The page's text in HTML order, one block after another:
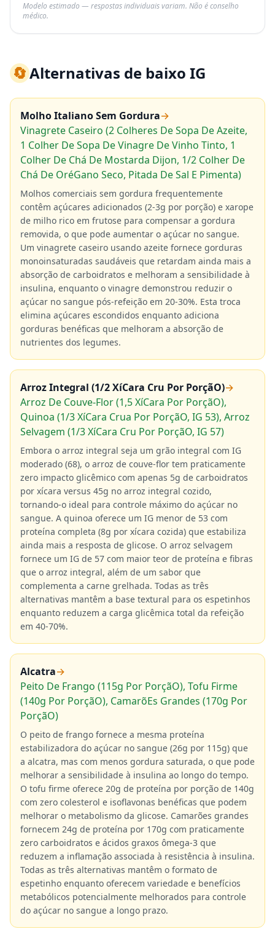
Modelo estimado — respostas individuais variam. Não é conselho
médico.
🔄Alternativas de baixo IG
Molho Italiano Sem Gordura→
Vinagrete Caseiro (2 Colheres De Sopa De Azeite,
1 Colher De Sopa De Vinagre De Vinho Tinto, 1
Colher De Chá De Mostarda Dijon, 1/2 Colher De
Chá De OréGano Seco, Pitada De Sal E Pimenta)
Molhos comerciais sem gordura frequentemente
contêm açúcares adicionados (2-3g por porção) e xarope
de milho rico em frutose para compensar a gordura
removida, o que pode aumentar o açúcar no sangue.
Um vinagrete caseiro usando azeite fornece gorduras
monoinsaturadas saudáveis que retardam ainda mais a
absorção de carboidratos e melhoram a sensibilidade à
insulina, enquanto o vinagre demonstrou reduzir o
açúcar no sangue pós-refeição em 20-30%. Esta troca
elimina açúcares escondidos enquanto adiciona
gorduras benéficas que melhoram a absorção de
nutrientes dos legumes.
Arroz Integral (1/2 XíCara Cru Por PorçãO)→
Arroz De Couve-Flor (1,5 XíCara Por PorçãO),
Quinoa (1/3 XíCara Crua Por PorçãO, IG 53), Arroz
Selvagem (1/3 XíCara Cru Por PorçãO, IG 57)
Embora o arroz integral seja um grão integral com IG
moderado (68), o arroz de couve-flor tem praticamente
zero impacto glicêmico com apenas 5g de carboidratos
por xícara versus 45g no arroz integral cozido,
tornando-o ideal para controle máximo do açúcar no
sangue. A quinoa oferece um IG menor de 53 com
proteína completa (8g por xícara cozida) que estabiliza
ainda mais a resposta de glicose. O arroz selvagem
fornece um IG de 57 com maior teor de proteína e fibras
que o arroz integral, além de um sabor que
complementa a carne grelhada. Todas as três
alternativas mantêm a base textural para os espetinhos
enquanto reduzem a carga glicêmica total da refeição
em 40-70%.
Alcatra→
Peito De Frango (115g Por PorçãO), Tofu Firme
(140g Por PorçãO), CamarõEs Grandes (170g Por
PorçãO)
O peito de frango fornece a mesma proteína
estabilizadora do açúcar no sangue (26g por 115g) que
a alcatra, mas com menos gordura saturada, o que pode
melhorar a sensibilidade à insulina ao longo do tempo.
O tofu firme oferece 20g de proteína por porção de 140g
com zero colesterol e isoflavonas benéficas que podem
melhorar o metabolismo da glicose. Camarões grandes
fornecem 24g de proteína por 170g com praticamente
zero carboidratos e ácidos graxos ômega-3 que
reduzem a inflamação associada à resistência à insulina.
Todas as três alternativas mantêm o formato de
espetinho enquanto oferecem variedade e benefícios
metabólicos potencialmente melhorados para controle
do açúcar no sangue a longo prazo.